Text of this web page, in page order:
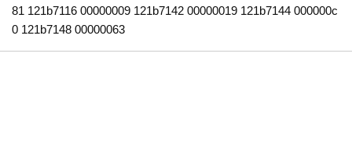
81 121b7116 00000009 121b7142 00000019 121b7144 000000c
0 121b7148 00000063